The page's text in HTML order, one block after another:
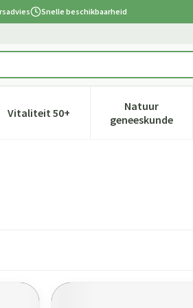
Snelle beschikbaarheid
categorie
en vitamines categorie
voor Zwangerschap en kinderen
Vitaliteit 50+Toon submenu voor Vitaliteit
Natuur
geneeskunde
Toon